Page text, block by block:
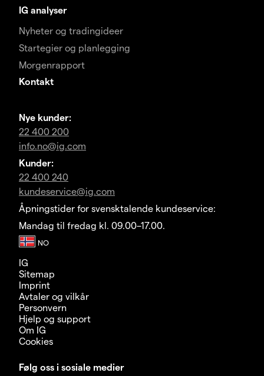
IG analyser
Nyheter og tradingideer
Startegier og planlegging
Morgenrapport
Kontakt
Nye kunder:
22 400 200
info.no@ig.com
Kunder:
22 400 240
kundeservice@ig.com
Åpningstider for svensktalende kundeservice:
Mandag til fredag kl. 09.00–17.00.
IG
Sitemap
Imprint
Avtaler og vilkår
Personvern
Hjelp og support
Om IG
Cookies
Følg oss i sosiale medier